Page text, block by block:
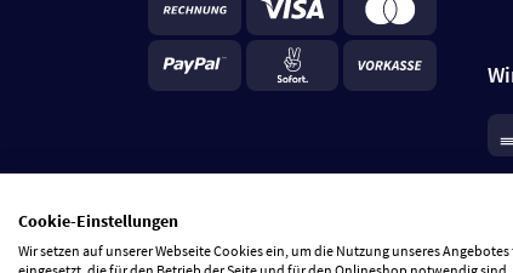
*
Cookie-Einstellungen
Wir setzen auf unserer Webseite Cookies ein, um die Nutzung unseres